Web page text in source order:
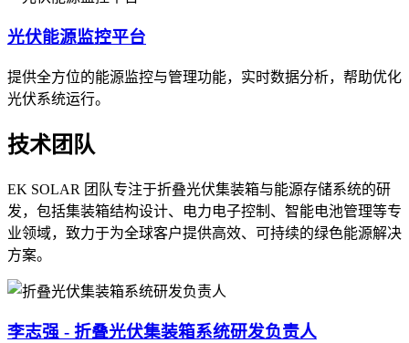
光伏能源监控平台
提供全方位的能源监控与管理功能，实时数据分析，帮助优化
光伏系统运行。
技术团队
EK SOLAR 团队专注于折叠光伏集装箱与能源存储系统的研
发，包括集装箱结构设计、电力电子控制、智能电池管理等专
业领域，致力于为全球客户提供高效、可持续的绿色能源解决
方案。
李志强 - 折叠光伏集装箱系统研发负责人